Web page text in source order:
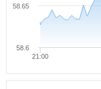
21:00
58.6
58.65